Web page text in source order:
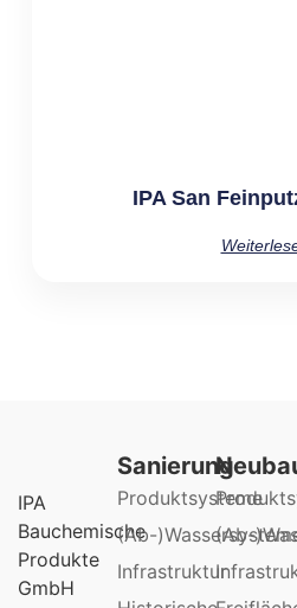
IPA San
IPA
Bauchemische
Produkte
GmbH
Sanierung
Produktsysteme
(Ab-
Infrastruktur
(Ab-